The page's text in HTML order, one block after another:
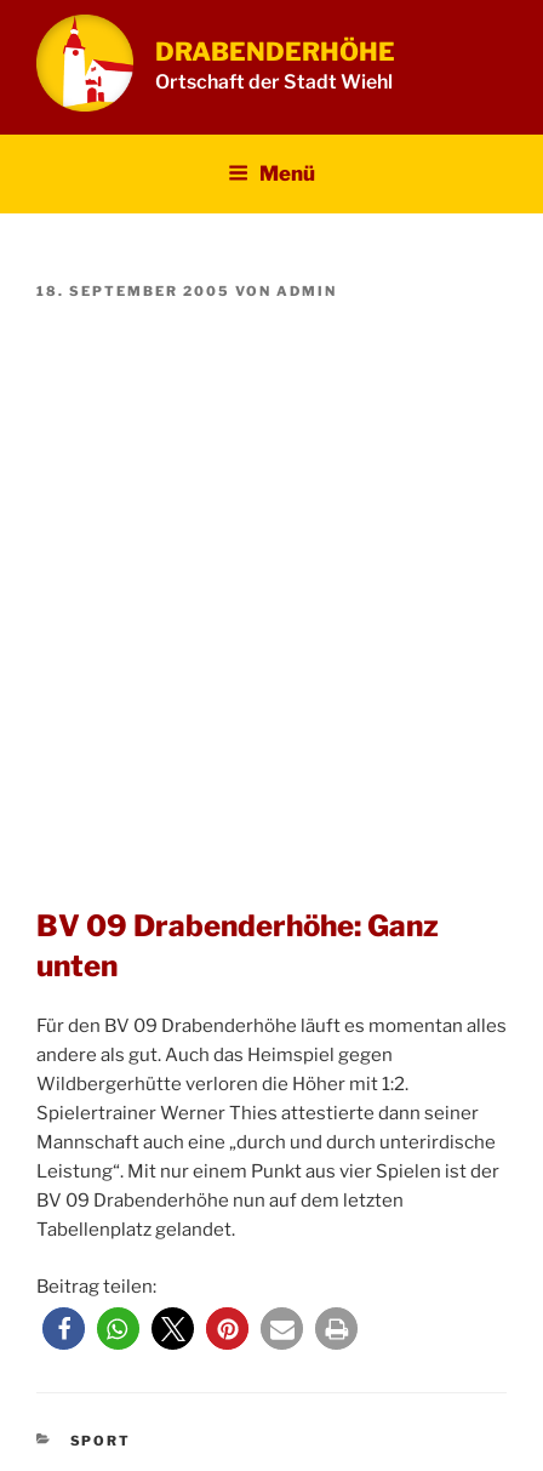
Inhalt
springen
DRABENDERHÖHE
Ortschaft der Stadt Wiehl
Menü
VERÖFFENTLICHT
18. SEPTEMBER 2005 VON ADMIN
BV 09 Drabenderhöhe: Ganz
unten
Für den BV 09 Drabenderhöhe läuft es momentan alles
andere als gut. Auch das Heimspiel gegen
Wildbergerhütte verloren die Höher mit 1:2.
Spielertrainer Werner Thies attestierte dann seiner
Mannschaft auch eine „durch und durch unterirdische
Leistung“. Mit nur einem Punkt aus vier Spielen ist der
BV 09 Drabenderhöhe nun auf dem letzten
Tabellenplatz gelandet.
Beitrag teilen:
KATEGORIEN
SPORT